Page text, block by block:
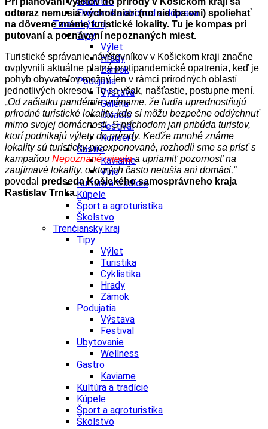
Ekonomika obchod a doprava
Trnavský kraj
Tipy
Výlet
Hrady
Zámok
Podujatia
Výstava
Galéria
Divadlo
Festival
Koncert
Gastro
Kaviarne
Víno
Kultúra a tradície
Kúpele
Šport a agroturistika
Školstvo
Trenčiansky kraj
Tipy
Výlet
Turistika
Cyklistika
Hrady
Zámok
Podujatia
Výstava
Festival
Ubytovanie
Wellness
Gastro
Kaviarne
Kultúra a tradície
Kúpele
Šport a agroturistika
Školstvo
odteraz nemusia východniari (no nie iba oni) spoliehať
na dôverne známe turistické lokality. Tu je kompas pri
putovaní a poznávaní nepoznaných miest.
Turistické správanie návštevníkov v Košickom kraji značne
ovplyvnili aktuálne platné protipandemické opatrenia, keď je
pohyb obyvateľov možný len v rámci prírodných oblastí
jednotlivých okresov. To sa však, našťastie, postupne mení.
„Od začiatku pandémie vnímame, že ľudia uprednostňujú
prírodné turistické lokality, kde si môžu bezpečne oddýchnuť
mimo svojej domácnosti. S príchodom jari pribúda turistov,
ktorí podnikajú výlety do prírody. Keďže mnohé známe
lokality sú turisticky preexponované, rozhodli sme sa prísť s
kampaňou Nepoznané miestaa upriamiť pozornosť na
zaujímavé lokality, o ktorých často netušia ani domáci,“
povedal predseda Košického samosprávneho kraja
Rastislav Trnka.